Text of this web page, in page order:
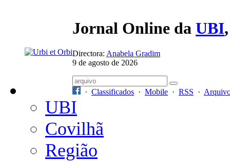
Jornal Online da UBI
Directora: Anabela Gradim
9 de agosto de 2026
· Classificados · Mobile · RSS ·
UBI
Covilhã
Região